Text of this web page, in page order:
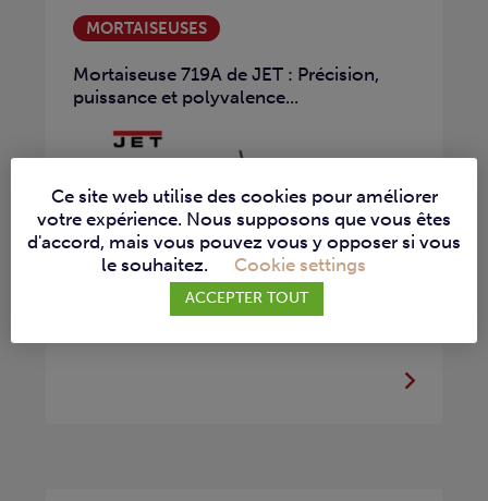
MORTAISEUSES
Mortaiseuse 719A de JET : Précision,
puissance et polyvalence...
Ce site web utilise des cookies pour améliorer
votre expérience. Nous supposons que vous êtes
d'accord, mais vous pouvez vous y opposer si vous
le souhaitez.
Cookie settings
ACCEPTER TOUT